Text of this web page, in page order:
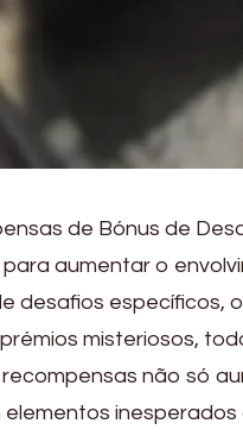
de Bónus de
aumentar o
desafios específicos,
misteriosos,
não só
elementos